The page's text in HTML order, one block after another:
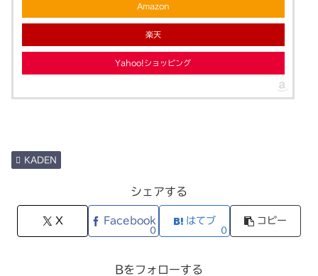
Amazon
楽天
Yahoo!ショッピング
KADEN
シェアする
X Facebook
0
はてブ
0
コピー
Bをフォローする